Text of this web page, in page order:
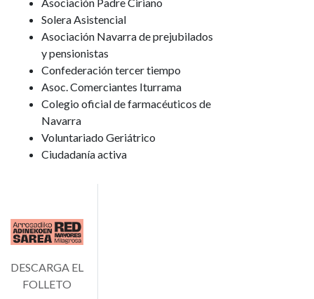
Asociación Padre Ciriano
Solera Asistencial
Asociación Navarra de prejubilados
y pensionistas
Confederación tercer tiempo
Asoc. Comerciantes Iturrama
Colegio oficial de farmacéuticos de
Navarra
Voluntariado Geriátrico
Ciudadanía activa
Imagen
DESCARGA EL
FOLLETO